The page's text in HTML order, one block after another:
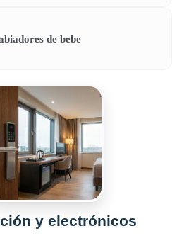
de bebe
y electrónicos